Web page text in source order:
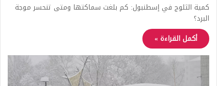
كمية الثلوج في إسطنبول: كم بلغت سماكتها ومتى تنحسر موجة
البرد؟
أكمل القراءة »